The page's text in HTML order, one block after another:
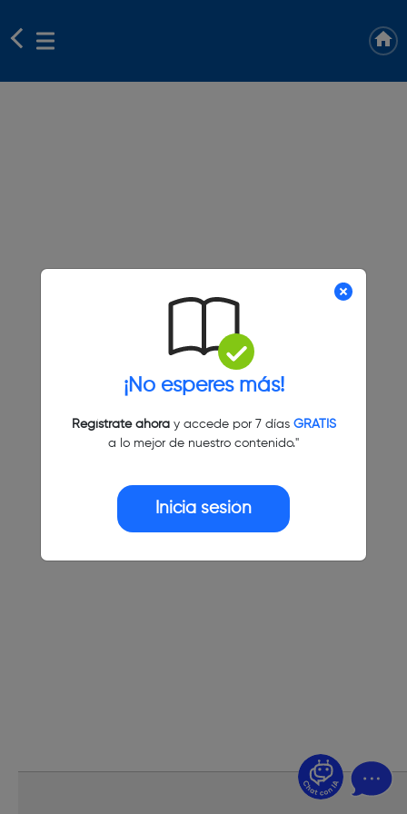
¡No esperes más!
Regístrate ahoray accede por 7 días GRATIS
a lo mejor de nuestro contenido."
Inicia sesión